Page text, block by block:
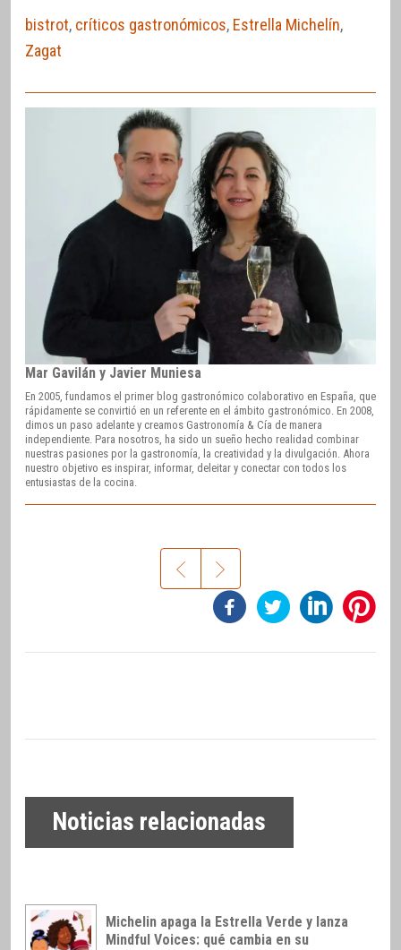
bistrot, críticos gastronómicos, Estrella Michelín,
Zagat
Mar Gavilán y Javier Muniesa
En 2005, fundamos el primer blog gastronómico colaborativo en España, que
rápidamente se convirtió en un referente en el ámbito gastronómico. En 2008,
dimos un paso adelante y creamos Gastronomía & Cía de manera
independiente. Para nosotros, ha sido un sueño hecho realidad combinar
nuestras pasiones por la gastronomía, la creatividad y la divulgación. Ahora
nuestro objetivo es inspirar, informar, deleitar y conectar con todos los
entusiastas de la cocina.
Noticias relacionadas
Michelin apaga la Estrella Verde y lanza
Mindful Voices: qué cambia en su